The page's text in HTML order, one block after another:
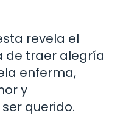
revela el
de traer alegría
enferma,
y
querido.